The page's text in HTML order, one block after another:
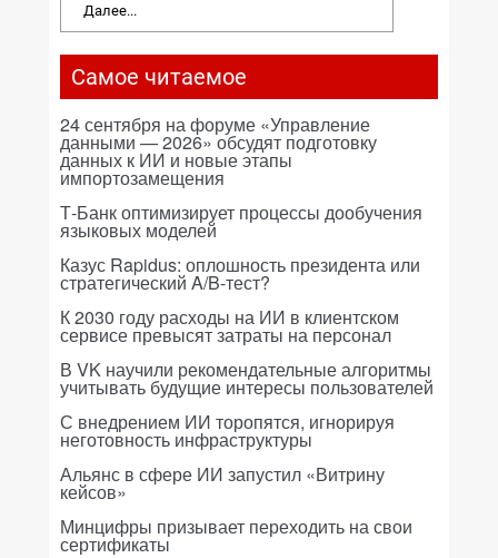
Далее...
Самое читаемое
24 сентября на форуме «Управление
данными — 2026» обсудят подготовку
данных к ИИ и новые этапы
импортозамещения
Т-Банк оптимизирует процессы дообучения
языковых моделей
Казус Rapidus: оплошность президента или
стратегический A/B-тест?
К 2030 году расходы на ИИ в клиентском
сервисе превысят затраты на персонал
В VK научили рекомендательные алгоритмы
учитывать будущие интересы пользователей
С внедрением ИИ торопятся, игнорируя
неготовность инфраструктуры
Альянс в сфере ИИ запустил «Витрину
кейсов»
Минцифры призывает переходить на свои
сертификаты